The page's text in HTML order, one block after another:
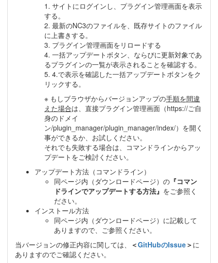
1. サイトにログインし、プラグイン管理画面を表示
する。
2. 最新のNC3のファイルを、既存サイトのファイル
に上書きする。
3. プラグイン管理画面をリロードする
4. 一括アップデートボタン、ならびに更新対象であ
るプラグインの一覧が表示されることを確認する。
5. 4.で表示を確認した一括アップデートボタンをク
リックする。
※ もしブラウザからバージョンアップの手順を間違
えた場合は、直接プラグイン管理画面（https://ご自
身のドメイ
ン/plugin_manager/plugin_manager/index/）を開く
事ができるか、お試しください。
それでも失敗する場合は、コマンドラインからアッ
プデートをご検討ください。
アップデート方法（コマンドライン）
同ページ内（ダウンロードページ）の 『コマン
ドラインでアップデートする方法』 をご参照く
ださい。
インストール方法
同ページ内（ダウンロードページ）に記載して
ありますので、ご参照ください。
当バージョンの修正内容に関しては、
＜GitHubのIssue＞ に
ありますのでご確認ください。